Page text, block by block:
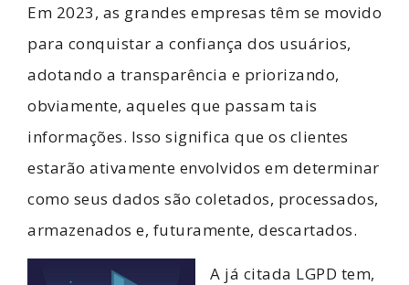
Em 2023, as grandes empresas têm se movido
para conquistar a confiança dos usuários,
adotando a transparência e priorizando,
obviamente, aqueles que passam tais
informações. Isso significa que os clientes
estarão ativamente envolvidos em determinar
como seus dados são coletados, processados,
armazenados e, futuramente, descartados.
A já citada LGPD tem,